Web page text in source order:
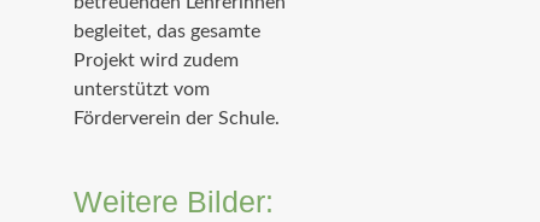
begleitet, das gesamte
Projekt wird zudem
unterstützt vom
Förderverein der Schule.
Weitere Bilder: